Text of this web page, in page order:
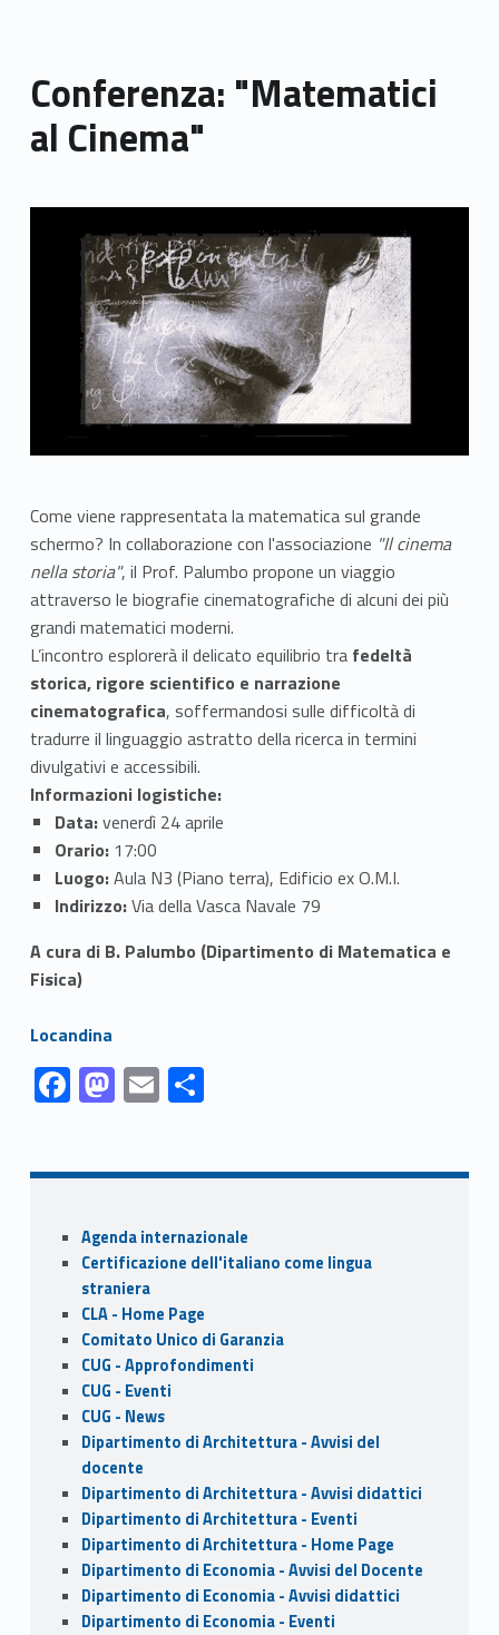
Conferenza: "Matematici
al Cinema"
Link identifier archive #link-archive-thumb-soap-35107
​Come viene rappresentata la matematica sul grande
schermo? In collaborazione con l'associazione "Il cinema
nella storia", il Prof. Palumbo propone un viaggio
attraverso le biografie cinematografiche di alcuni dei più
grandi matematici moderni.
​L’incontro esplorerà il delicato equilibrio tra fedeltà
storica, rigore scientifico e narrazione
cinematografica, soffermandosi sulle difficoltà di
tradurre il linguaggio astratto della ricerca in termini
divulgativi e accessibili.
Informazioni logistiche:
Data:venerdì 24 aprile
Orario:17:00
Luogo:Aula N3 (Piano terra), Edificio ex O.M.I.
Indirizzo:Via della Vasca Navale 79
A cura di B. Palumbo (Dipartimento di Matematica e
Fisica)
Link identifier #identifier__155106-1Locandina
Link identifier #identifier__114464-1
F
ac
b
o
o
k
Link identifier #identifier__126930-2 M
as
d
o
n
Link identifier #identifier__119712-3 E
m
l
Link identifier #identifier__128344-4 S
h
e
Sidebar
Agenda internazionale
Certificazione dell'italiano come lingua
straniera
CLA - Home Page
Comitato Unico di Garanzia
CUG - Approfondimenti
CUG - Eventi
CUG - News
Dipartimento di Architettura - Avvisi del
docente
Dipartimento di Architettura - Avvisi didattici
Dipartimento di Architettura - Eventi
Dipartimento di Architettura - Home Page
Dipartimento di Economia - Avvisi del Docente
Dipartimento di Economia - Avvisi didattici
Dipartimento di Economia - Eventi